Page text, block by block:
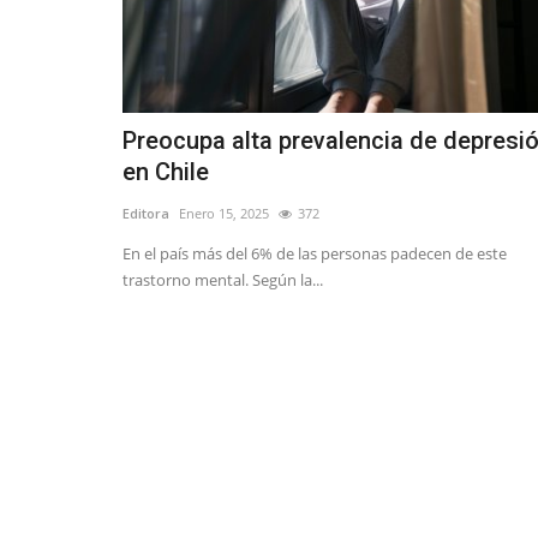
Preocupa alta prevalencia de
en Chile
Editora Enero 15, 2025 372
En el país más del 6% de las personas padecen de este
trastorno mental. Según la...